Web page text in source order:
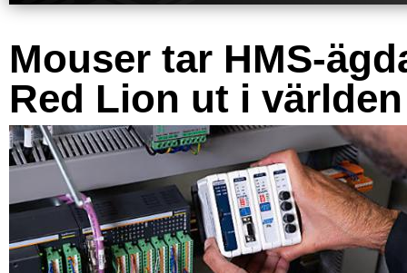
Mouser tar HMS-
Red Lion ut i världen